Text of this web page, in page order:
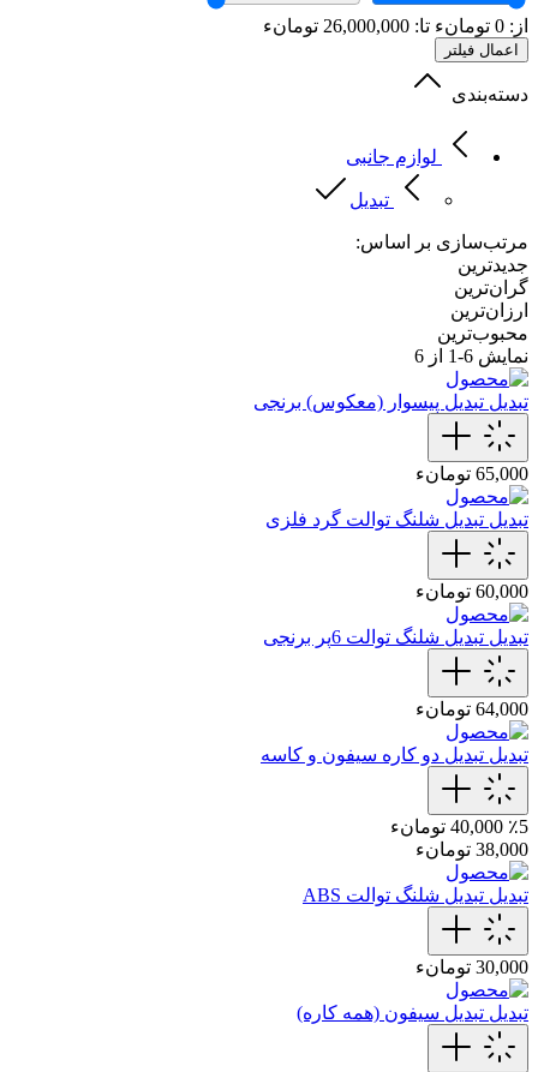
از: 0 تومانء تا: 26,000,000 تومانء
اعمال فیلتر
دسته‌بندی
لوازم جانبی
تبدیل
مرتب‌سازی بر اساس:
جدیدترین
گران‌ترین
ارزان‌ترین
محبوب‌ترین
نمایش 6-1 از 6
تبدیل تبدیل پیسوار (معکوس) برنجی
65,000 تومانء
تبدیل تبدیل شلنگ توالت گرد فلزی
60,000 تومانء
تبدیل تبدیل شلنگ توالت 6پر برنجی
64,000 تومانء
تبدیل تبدیل دو کاره سیفون و کاسه
٪5 40,000 تومانء
38,000 تومانء
تبدیل تبدیل شلنگ توالت ABS
30,000 تومانء
تبدیل تبدیل سیفون (همه کاره)